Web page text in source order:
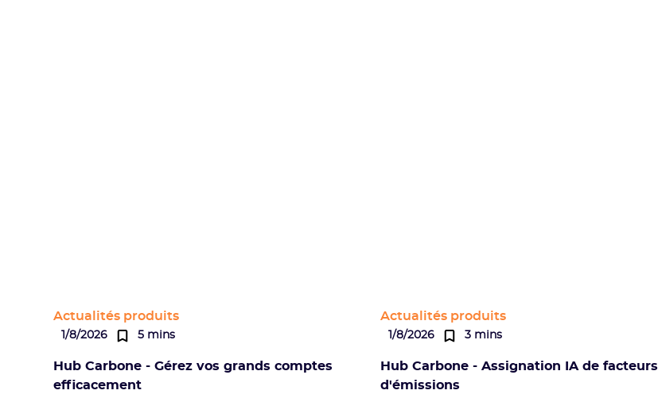
Actualités produits
1/8/2026 5 mins
Hub Carbone - Gérez vos grands comptes
efficacement
Actualités produits
1/8/2026 3 mins
Hub Carbone - Assignation IA de facteurs
d'émissions